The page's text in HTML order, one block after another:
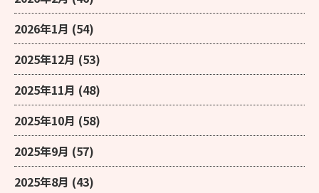
2026年1月 (54)
2025年12月 (53)
2025年11月 (48)
2025年10月 (58)
2025年9月 (57)
2025年8月 (43)